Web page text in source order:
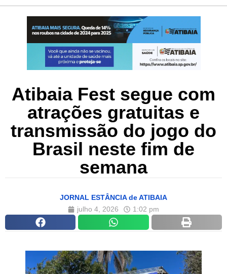
Atibaia Fest segue com
atrações gratuitas e
transmissão do jogo do
Brasil neste fim de
semana
JORNAL ESTÂNCIA de ATIBAIA
julho 4, 2026
1:02 pm